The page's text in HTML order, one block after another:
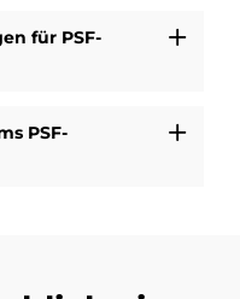
für PSF-
PSF-